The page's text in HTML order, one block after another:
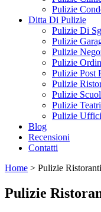
Pulizie
Ditta Di Pulizie
Pulizie Di
Pulizie
Pulizie
Pulizie
Pulizie Post
Pulizie
Pulizie
Pulizie Teatri
Pulizie Uffici
Blog
Recensioni
Contatti
Home > Pulizie
Pulizie